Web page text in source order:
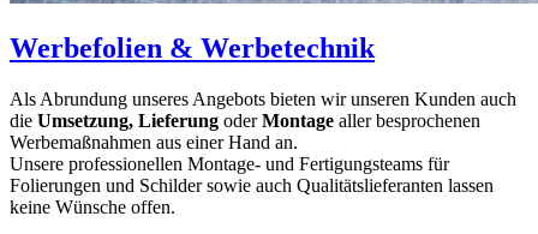
Werbefolien & Werbetechnik
Als Abrundung unseres Angebots bieten wir unseren Kunden auch
die Umsetzung, Lieferung oderMontage aller besprochenen
Werbemaßnahmen aus einer Hand an.
Unsere professionellen Montage- und Fertigungsteams für
Folierungen und Schilder sowie auch Qualitätslieferanten lassen
keine Wünsche offen.